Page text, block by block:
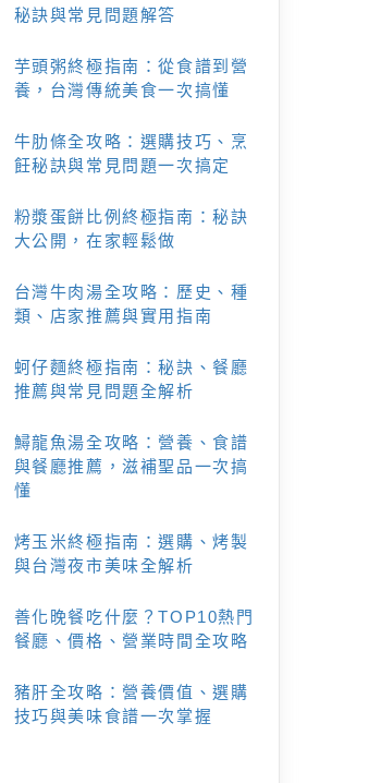
秘訣與常見問題解答
芋頭粥終極指南：從食譜到營
養，台灣傳統美食一次搞懂
牛肋條全攻略：選購技巧、烹
飪秘訣與常見問題一次搞定
粉漿蛋餅比例終極指南：秘訣
大公開，在家輕鬆做
台灣牛肉湯全攻略：歷史、種
類、店家推薦與實用指南
蚵仔麵終極指南：秘訣、餐廳
推薦與常見問題全解析
鱘龍魚湯全攻略：營養、食譜
與餐廳推薦，滋補聖品一次搞
懂
烤玉米終極指南：選購、烤製
與台灣夜市美味全解析
善化晚餐吃什麼？TOP10熱門
餐廳、價格、營業時間全攻略
豬肝全攻略：營養價值、選購
技巧與美味食譜一次掌握